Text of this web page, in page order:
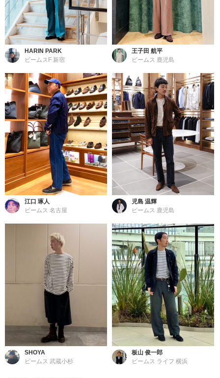
HARIN PARK
ビームスF 新宿
王子田 航平
ビームス 鹿児島
江口 琢人
ビームス 名古屋
児島 温輝
ビームス 鹿児島
SHOYA
ビームス 武蔵小杉
板山 俊一郎
ビームス ライフ 横浜